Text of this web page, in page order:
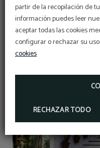
partir de la recopilación de
información puedes leer
aceptar todas las cookies
configurar o rechazar su
cookies
RECHAZAR TODO